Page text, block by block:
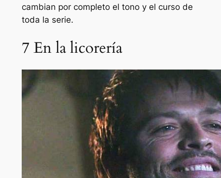
cambian por completo el tono y el curso de
toda la serie.
7 En la licorería